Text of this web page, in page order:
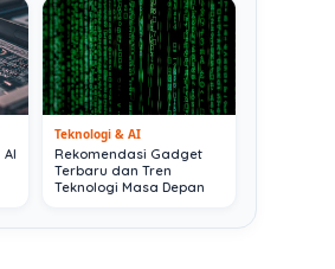
Teknologi & AI
Rekomendasi Gadget
Terbaru dan Tren
Teknologi Masa Depan